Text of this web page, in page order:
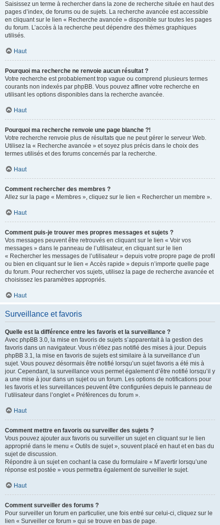
Saisissez un terme à rechercher dans la zone de recherche située en haut des
pages d’index, de forums ou de sujets. La recherche avancée est accessible
en cliquant sur le lien « Recherche avancée » disponible sur toutes les pages
du forum. L’accès à la recherche peut dépendre des thèmes graphiques
utilisés.
Haut
Pourquoi ma recherche ne renvoie aucun résultat ?
Votre recherche est probablement trop vague ou comprend plusieurs termes
courants non indexés par phpBB. Vous pouvez affiner votre recherche en
utilisant les options disponibles dans la recherche avancée.
Haut
Pourquoi ma recherche renvoie une page blanche ?!
Votre recherche renvoie plus de résultats que ne peut gérer le serveur Web.
Utilisez la « Recherche avancée » et soyez plus précis dans le choix des
termes utilisés et des forums concernés par la recherche.
Haut
Comment rechercher des membres ?
Allez sur la page « Membres », cliquez sur le lien « Rechercher un membre ».
Haut
Comment puis-je trouver mes propres messages et sujets ?
Vos messages peuvent être retrouvés en cliquant sur le lien « Voir vos
messages » dans le panneau de l’utilisateur, en cliquant sur le lien
« Rechercher les messages de l’utilisateur » depuis votre propre page de profil
ou bien en cliquant sur le lien « Accès rapide » depuis n’importe quelle page
du forum. Pour rechercher vos sujets, utilisez la page de recherche avancée et
choisissez les paramètres appropriés.
Haut
Surveillance et favoris
Quelle est la différence entre les favoris et la surveillance ?
Avec phpBB 3.0, la mise en favoris de sujets s’apparentait à la gestion des
favoris dans un navigateur. Vous n’étiez pas notifié des mises à jour. Depuis
phpBB 3.1, la mise en favoris de sujets est similaire à la surveillance d’un
sujet. Vous pouvez désormais être notifié lorsqu’un sujet favoris a été mis à
jour. Cependant, la surveillance vous permet également d’être notifié lorsqu’il y
a une mise à jour dans un sujet ou un forum. Les options de notifications pour
les favoris et les surveillances peuvent être configurées depuis le panneau de
l’utilisateur dans l’onglet « Préférences du forum ».
Haut
Comment mettre en favoris ou surveiller des sujets ?
Vous pouvez ajouter aux favoris ou surveiller un sujet en cliquant sur le lien
approprié dans le menu « Outils de sujet », souvent placé en haut et en bas du
sujet de discussion.
Répondre à un sujet en cochant la case du formulaire « M’avertir lorsqu’une
réponse est postée » vous permettra également de surveiller le sujet.
Haut
Comment surveiller des forums ?
Pour surveiller un forum en particulier, une fois entré sur celui-ci, cliquez sur le
lien « Surveiller ce forum » qui se trouve en bas de page.